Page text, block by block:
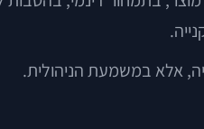
אלא במשמעת הניהולית.